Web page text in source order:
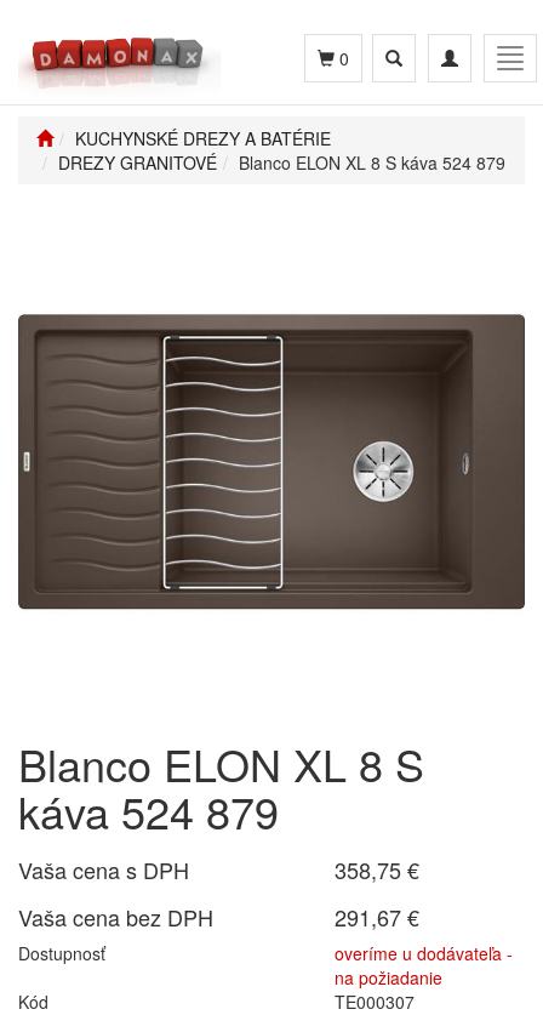
Toggle
navigation
Toggle
search
0
KUCHYNSKÉ DREZY A BATÉRIE
DREZY GRANITOVÉ
Blanco ELON XL 8 S káva 524 879
Blanco ELON XL 8 S
káva 524 879
Vaša cena s DPH
358,75 €
Vaša cena bez DPH
291,67 €
Dostupnosť
overíme u dodávateľa -
na požiadanie
Kód
TE000307